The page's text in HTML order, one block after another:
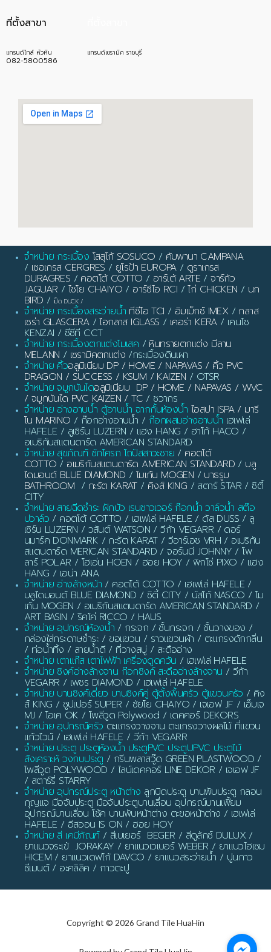
ที่ตั้งสาขา
แกรนด์ไทล์ หัวหิน
082-5800586
แกรนด์เซรามิค ราชบุรี
จำหน่าย กระเบื้อง โสสุโก้ SOSUCO / คัมพานา CAMPANA
/ เซอเกรส CERGRES / ยูโรป้า EUROPA/ ดูราเกรส
DURAGRES / คอตโต้ COTTO / อาร์เต้ ARTE /จาร์กัว
JAGUAR / ไชโย CHAIYO / อาร์ซีไอ RCI /ไก่ CHICKEN / นก
BIRD / เป็ด DUCK /
จำหน่าย กระเบื้องสระว่ายน้ำ ทีซีไอ TCI / อิมเม็กซ์ IMEX/ กลาส
เซร่า GLASCERA/ไอกลาส IGLASS / เคอร่า KERA/ เคนไซ
KENZAI / ซีซีที CCT
จำหน่าย กระเบื้องตกแต่งโมเสค / หินทรายตกแต่ง มีลาน
MELANN / เซรามิคตกแต่ง /กระเบื้องดินเผา
จำหน่าย คิ้วอลูมิเนียม DP / HOME / NAPAVAS / คิ้ว PVC
DRAGON / SUCCESS / KSUM / KAIZEN / OTSR
จำหน่าย จมูกบันไดอลูมิเนียม DP / HOME / NAPAVAS / WVC
/ จมูกบันได PVC KAIZEN / TC / ชวากร
จำหน่าย อ่างอาบน้ำ ตู้อาบน้ำ ฉากกั้นห้องน้ำ ไอสปา ISPA / มารี
โน MARINO / ก๊อกอ่างอาบน้ำ / ก๊อกผสมอ่างอาบน้ำ เฮเฟเล่
HAFELE / ลูเซิร์น LUZERN / แฮง HANG / ฮาโก้ HACO /
อเมริกันสแตนดาร์ด AMERICAN STANDARD
จำหน่าย สุขภัณฑ์ ชักโครก โถปัสสาวะชาย / คอตโต้
COTTO / อเมริกันสแตนดาร์ด AMERICAN STANDARD / บลู
ไดมอนด์ BLUE DIAMOND / โมเก้น MOGEN / บาธรูม
BATHROOM / กะรัต KARAT/ คิงส์ KING / สตาร์ STAR / ซิตี้
CITY
จำหน่าย สายฉีดชำระ ฝักบัว เรนชาวเวอร์ ก๊อกน้ำ วาล์วน้ำ สต๊อ
ปวาล์ว / คอตโต้ COTTO / เฮเฟเล่ HAFELE / ดัส DUSS / ลู
เซิร์น LUZERN / วสันต์ WATSON / วีก้า VEGARR / ดอร์
นมาร์ค DONMARK / กะรัต KARAT / วีอาร์เอช VRH / อเมริกัน
สแตนดาร์ด MERICAN STANDARD / จอร์นนี JOHNNY / โพ
ลาร์ POLAR / โฮเอ่น HOEN / ฮอย HOY / พิกโซ่ PIXO / แฮง
HANG / เอน่า ANA
จำหน่าย อ่างล้างหน้า / คอตโต้ COTTO / เฮเฟเล่ HAFELE /
บลูไดมอนด์ BLUE DIAMOND / ซิตี้ CITY / นัสโก้ NASCO / โม
เก้น MOGEN / อเมริกันสแตนดาร์ด AMERICAN STANDARD /
ART BASIN / ริคโค่ RICCO / HAUS
จำหน่าย อุปกรณ์ห้องน้ำ / กระจก / ชั้นกระจก / ชั้นวางของ /
กล่องใส่กระดาษชำระ / ขอแขวน / ราวแขวนผ้า / ตะแกรงดักกลิ่น
/ ท่อน้ำทิ้ง / สายน้ำดี / ที่วางสบู่ / สะดืออ่าง
จำหน่าย เตาแก๊ส เตาไฟฟ้า เครื่องดูดควัน / เฮเฟเล่ HAFELE
จำหน่าย ซิงค์อ่างล้างจาน ก๊อกซิงค์ สะดืออ่างล้างจาน / วีก้า
VEGARR / เพชร DIAMOND / เฮเฟเล่ HAFELE
จำหน่าย บานซิงค์เดี่ยว บานซิงค์คู่ ตู้ตั้งพื้นครัว ตู้แขวนครัว / คิง
ส์ KING / ซูปเปอร์ SUPER / ชัยโย CHAIYO / เจเอฟ JF / เอ็มเจ
MJ / โอเค OK / โพลีวูด Polywood / เดคคอร์ DEKORS
จำหน่าย อุปกรณ์ครัว ตะแกรงวางจาน ตะแกรงวางผลไม้ ที่แขวน
แก้วไวน์ / เฮเฟเล่ HAFELE / วีก้า VEGARR
จำหน่าย ประตู ประตูห้องน้ำ ประตูPVC ประตูUPVC ประตูไม้
สังเคราะห์ วงกบประตู / กรีนพลาสวู๊ด GREEN PLASTWOOD /
โพลีวูด POLYWOOD / ไลน์เดคคอร์ LINE DEKOR / เจเอฟ JF
/ สตาร์รี่ STARRY
จำหน่าย อุปกรณ์ประตู หน้าต่าง ลูกบิดประตู บานพับประตู กลอน
กุญแจ มือจับประตู มือจับประตูบานเลื่อน อุปกรณ์บานเฟี้ยม
อุปกรณ์บานเลื่อน โช้ค บานพับหน้าต่าง ตะขอหน้าต่าง / เฮเฟเล่
HAFELE / อีสออน IS ON / ฮอย HOY
จำหน่าย สี เคมีภัณฑ์/ สีเบเยอร์ BEGER / สีดูลักซ์ DULUX /
ยาแนวจระเข้ JORAKAY / ยาแนวเวเบอร์ WEBER / ยาแนวไฮเซม
HICEM / ยาแนวเดฟโก้ DAVCO / ยาแนวสระว่ายน้ำ / ปูนกาว
ซีเมนต์ / อะคลิลิค / กาวตะปู
Copyright © 2026 Grand Tile HuaHin